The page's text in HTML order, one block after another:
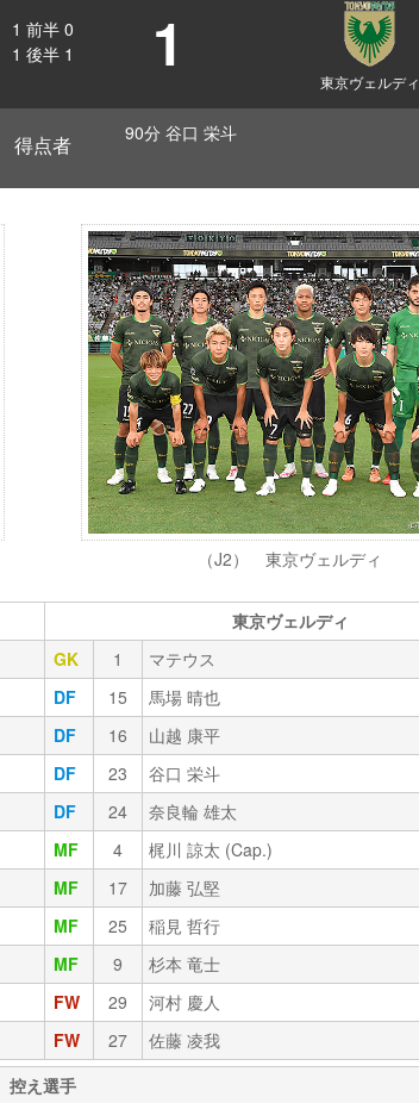
1 前半 0
1 後半 1 1 東京ヴェルディ
得点者 90分 谷口 栄斗
（J2） 東京ヴェルディ
東京ヴェルディ
GK 1
マテウス
DF 15
馬場 晴也
DF 16
山越 康平
DF 23
谷口 栄斗
DF 24
奈良輪 雄太
MF 4
梶川 諒太 (Cap.)
MF 17
加藤 弘堅
MF 25
稲見 哲行
MF 9
杉本 竜士
FW 29
河村 慶人
FW 27
佐藤 凌我
控え選手